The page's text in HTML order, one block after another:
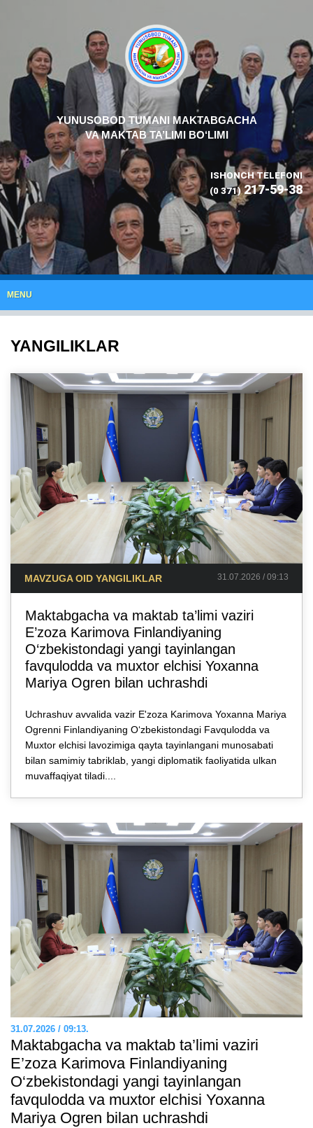
YUNUSOBOD TUMANI MAKTABGACHA
VA MAKTAB TA’LIMI BO‘LIMI
ISHONCH TELEFONI
(0 371)217-59-38
MENU
YANGILIKLAR
MAVZUGA OID YANGILIKLAR 31.07.2026 / 09:13
Maktabgacha va maktab ta’limi vaziri
E’zozа Karimova Finlandiyaning
O‘zbekistondagi yangi tayinlangan
favqulodda va muxtor elchisi Yoxanna
Mariya Ogren bilan uchrashdi
Uchrashuv avvalida vazir E'zoza Karimova Yoxanna Mariya
Ogrenni Finlandiyaning O‘zbekistondagi Favqulodda va
Muxtor elchisi lavozimiga qayta tayinlangani munosabati
bilan samimiy tabriklab, yangi diplomatik faoliyatida ulkan
muvaffaqiyat tiladi....
31.07.2026 / 09:13.
Maktabgacha va maktab ta’limi vaziri
E’zozа Karimova Finlandiyaning
O‘zbekistondagi yangi tayinlangan
favqulodda va muxtor elchisi Yoxanna
Mariya Ogren bilan uchrashdi